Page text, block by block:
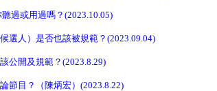
過或用過嗎？(2023.10.05)
選人）是否也該被規範？(2023.09.04)
公開及規範？(2023.8.29)
節目？（陳炳宏）(2023.8.22)